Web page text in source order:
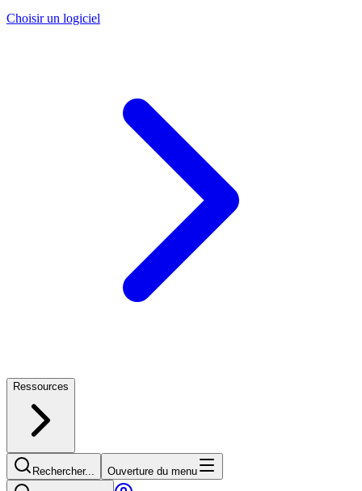
Choisir un logiciel
Ressources
Rechercher... Ouverture du menu